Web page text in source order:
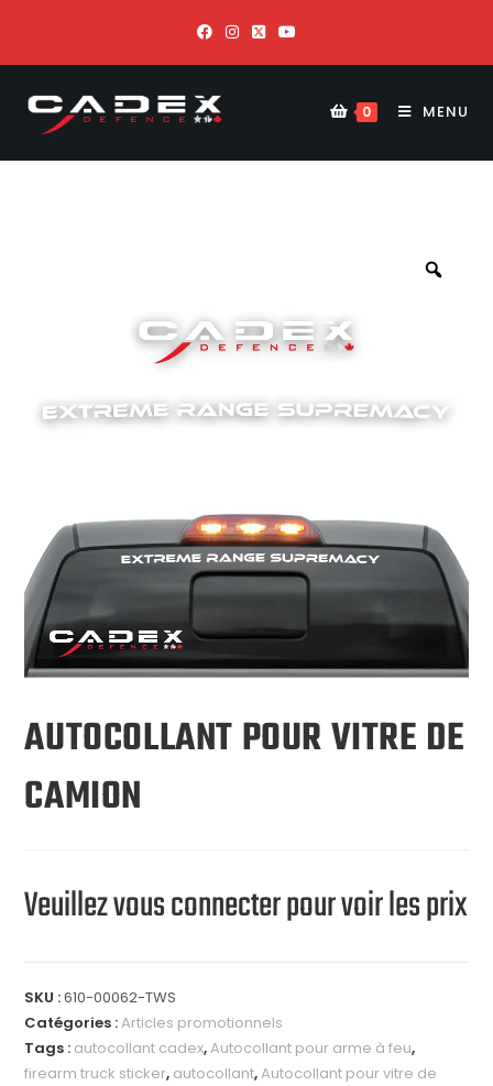
0 MENU
AUTOCOLLANT POUR VITRE DE
CAMION
Veuillez vous connecter pour voir les prix
SKU :610-00062-TWS
Catégories :Articles promotionnels
Tags : autocollant cadex,Autocollant pour arme à feu,
firearm truck sticker, autocollant,Autocollant pour vitre de